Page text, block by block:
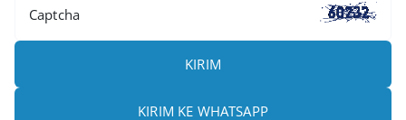
Captcha
KIRIM
KIRIM KE WHATSAPP